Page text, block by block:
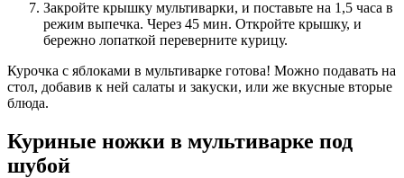
Закройте крышку мультиварки, и поставьте на 1,5 часа в
режим выпечка. Через 45 мин. Откройте крышку, и
бережно лопаткой переверните курицу.
Курочка с яблоками в мультиварке готова! Можно подавать на
стол, добавив к ней салаты и закуски, или же вкусные вторые
блюда.
Куриные ножки в мультиварке под
шубой